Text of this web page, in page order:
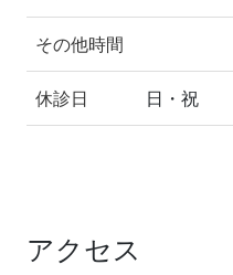
その他時間
休診日 日・祝
アクセス